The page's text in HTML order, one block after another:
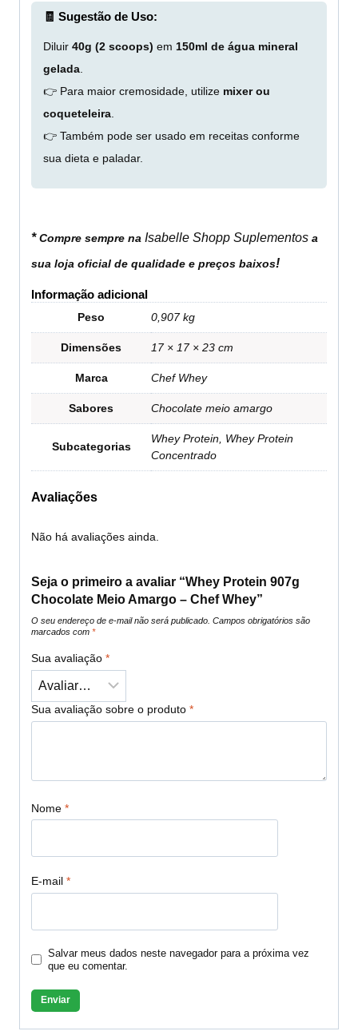
🧾 Sugestão de Uso:
Diluir 40g (2 scoops) em 150ml de água mineral
gelada
👉 Para maior cremosidade, utilize mixer ou
coqueteleira
👉 Também pode ser usado em receitas conforme
sua dieta e paladar.
*Compre sempre na Isabelle Shopp Suplementos a
sua loja oficial de qualidade e preços baixos!
Informação adicional
Peso 0,907 kg
Dimensões 17 × 17 × 23 cm
Marca Chef Whey
Sabores Chocolate meio amargo
Subcategorias
Whey Protein, Whey Protein
Concentrado
Avaliações
Não há avaliações ainda.
Seja o primeiro a avaliar “Whey Protein 907g
Chocolate Meio Amargo – Chef Whey”
O seu endereço de e-mail não será publicado. Campos obrigatórios são
marcados com *
Sua avaliação *
Sua avaliação sobre o produto *
Nome *
E-mail *
Salvar meus dados neste navegador para a próxima vez
que eu comentar.